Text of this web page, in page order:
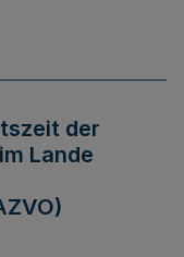
der
Lande